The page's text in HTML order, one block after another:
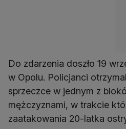
Do zdarzenia doszło 19
w Opolu. Policjanci
sprzeczce w jednym z
mężczyznami, w trakcie
zaatakowania 20-latka